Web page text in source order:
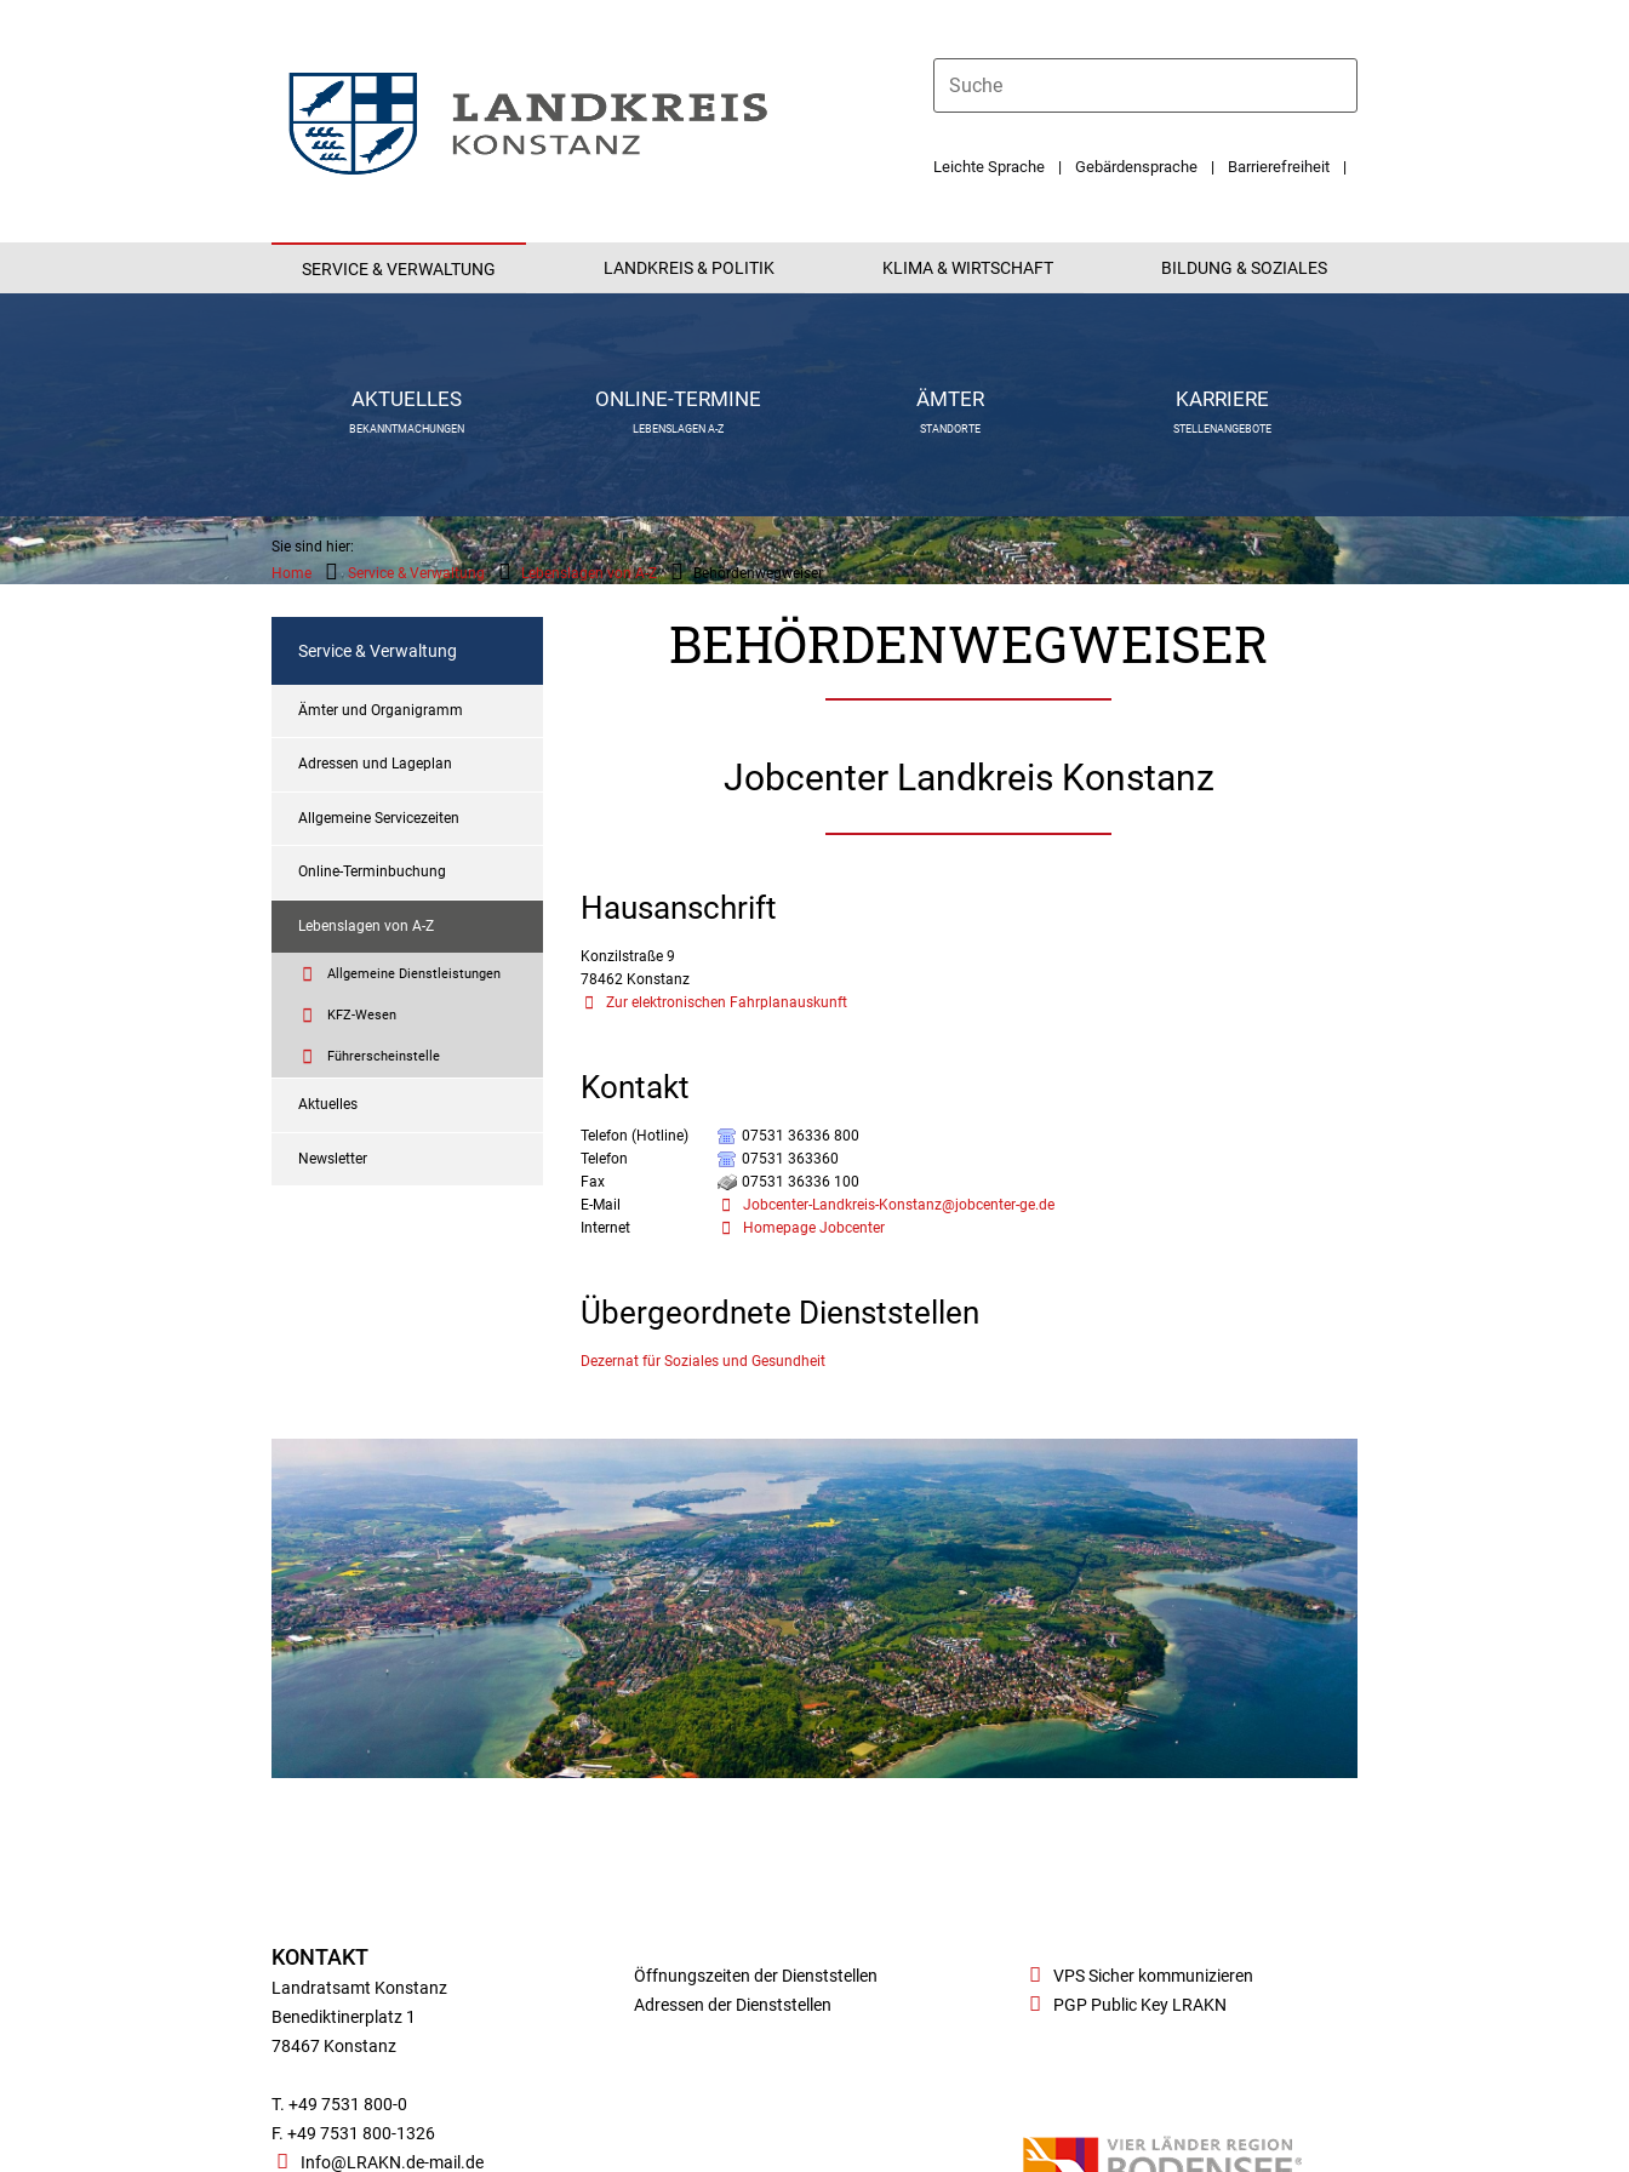
Leichte Sprache Gebärdensprache Barrierefreiheit
SERVICE & VERWALTUNG LANDKREIS & POLITIK KLIMA & WIRTSCHAFT BILDUNG & SOZIALES
AKTUELLES
BEKANNTMACHUNGEN
ONLINE-TERMINE
LEBENSLAGEN A-Z
ÄMTER
STANDORTE
KARRIERE
STELLENANGEBOTE
Sie sind hier:
Home
Service & Verwaltung Lebenslagen von A-Z Behördenwegweiser
Service & Verwaltung
Ämter und Organigramm
Adressen und Lageplan
Allgemeine Servicezeiten
Online-Terminbuchung
Lebenslagen von A-Z
Allgemeine Dienstleistungen
KFZ-Wesen
Führerscheinstelle
Aktuelles
Newsletter
BEHÖRDENWEGWEISER
Jobcenter Landkreis Konstanz
Hausanschrift
Konzilstraße 9
78462 Konstanz
Zur elektronischen Fahrplanauskunft
Kontakt
Telefon (Hotline)
07531 36336 800
Telefon
07531 363360
Fax
07531 36336 100
E-Mail
Jobcenter-Landkreis-Konstanz@jobcenter-ge.de
Internet
Homepage Jobcenter
Übergeordnete Dienststellen
Dezernat für Soziales und Gesundheit
KONTAKT
Landratsamt Konstanz
Benediktinerplatz 1
78467 Konstanz
T. +49 7531 800-0
F. +49 7531 800-1326
Info@LRAKN.de-mail.de
Öffnungszeiten der Dienststellen
Adressen der Dienststellen
VPS Sicher kommunizieren
PGP Public Key LRAKN